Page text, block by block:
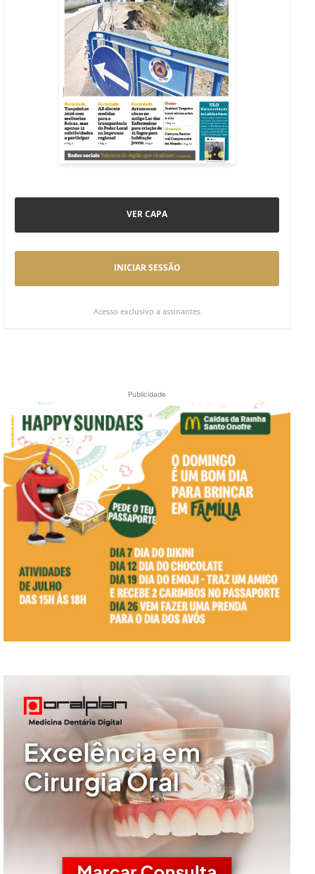
VER CAPA
INICIAR SESSÃO
Acesso exclusivo a assinantes
Publicidade